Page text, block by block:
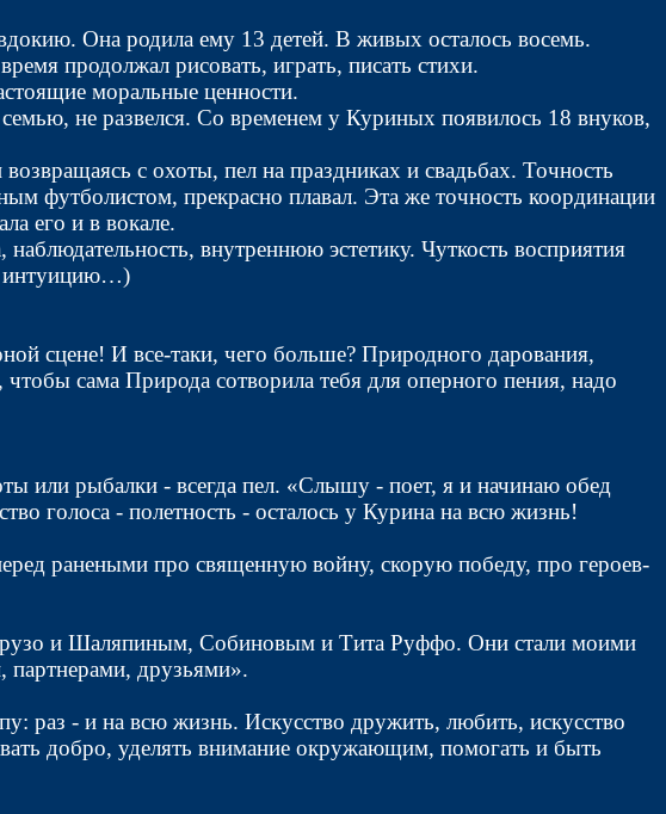
Она родила ему 13 детей. В живых осталось восемь.
продолжал рисовать, играть, писать стихи.
моральные ценности.
не развелся. Со временем у Куриных появилось 18 внуков,
с охоты, пел на праздниках и свадьбах. Точность
футболистом, прекрасно плавал. Эта же точность координации
его и в вокале.
внутреннюю эстетику. Чуткость восприятия
интуицию…)
сцене! И все-таки, чего больше? Природного дарования,
сама Природа сотворила тебя для оперного пения, надо
или рыбалки - всегда пел. «Слышу - поет, я и начинаю обед
голоса - полетность - осталось у Курина на всю жизнь!
ранеными про священную войну, скорую победу, про героев-
и Шаляпиным, Собиновым и Тита Руффо. Они стали моими
партнерами, друзьями».
раз - и на всю жизнь. Искусство дружить, любить, искусство
добро, уделять внимание окружающим, помогать и быть